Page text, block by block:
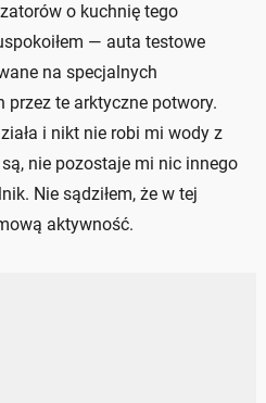
o kuchnię tego
— auta testowe
na specjalnych
te arktyczne potwory.
i nikt nie robi mi wody z
nie pozostaje mi nic innego
Nie sądziłem, że w tej
aktywność.